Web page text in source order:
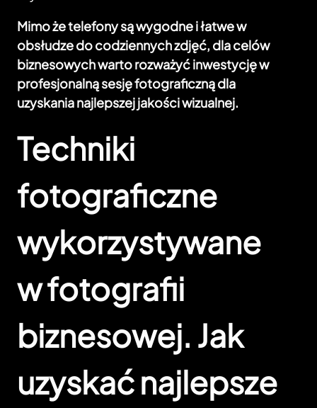
Mimo że telefony są wygodne i łatwe w
obsłudze do codziennych zdjęć, dla celów
biznesowych warto rozważyć inwestycję w
profesjonalną sesję fotograficzną dla
uzyskania najlepszej jakości wizualnej.
Techniki
fotograficzne
wykorzystywane
w fotografii
biznesowej. Jak
uzyskać najlepsze